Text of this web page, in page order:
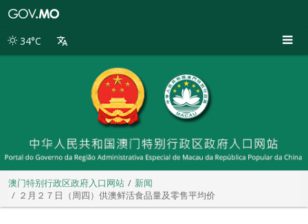
别
34°C
澳门特别行政区政府入口网站
新闻
２月２７日（周四）供澳鲜活食品量及零售平均价